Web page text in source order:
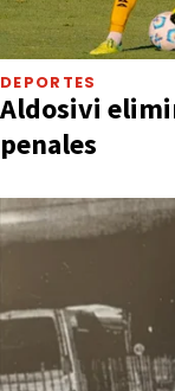
DEPORTES
Aldosivi
penales